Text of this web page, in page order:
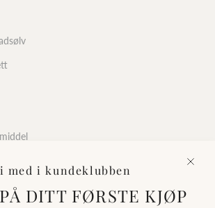
med i kundeklubben
DITT FØRSTE KJØP